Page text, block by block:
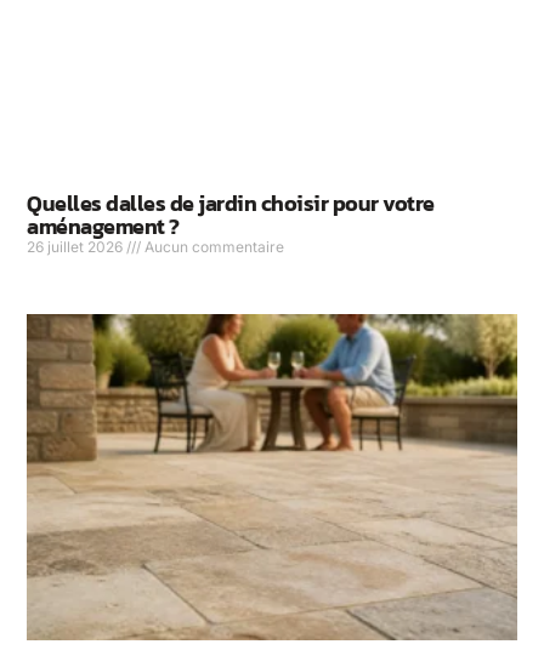
Quelles dalles de jardin choisir pour votre
aménagement ?
26 juillet 2026 Aucun commentaire